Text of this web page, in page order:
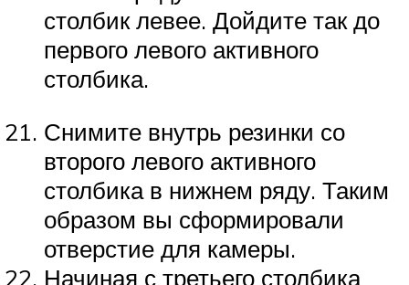
столбик левее. Дойдите так до
первого левого активного
столбика.
Снимите внутрь резинки со
второго левого активного
столбика в нижнем ряду. Таким
образом вы сформировали
отверстие для камеры.
Начиная с третьего столбика